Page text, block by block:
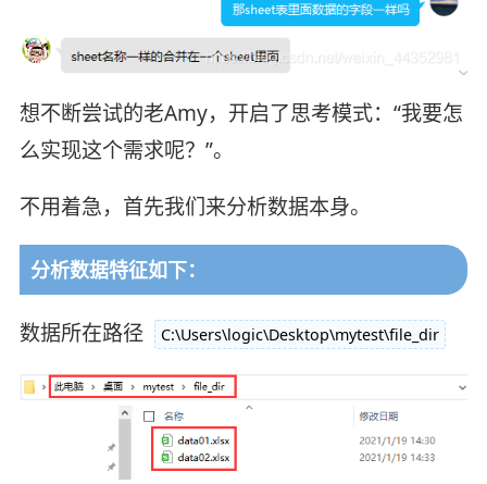
想不断尝试的老Amy，开启了思考模式：“我要怎
么实现这个需求呢？”。
不用着急，首先我们来分析数据本身。
分析数据特征如下：
数据所在路径 C:\Users\logic\Desktop\mytest\file_dir